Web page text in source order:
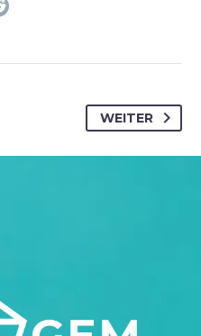
WEITER